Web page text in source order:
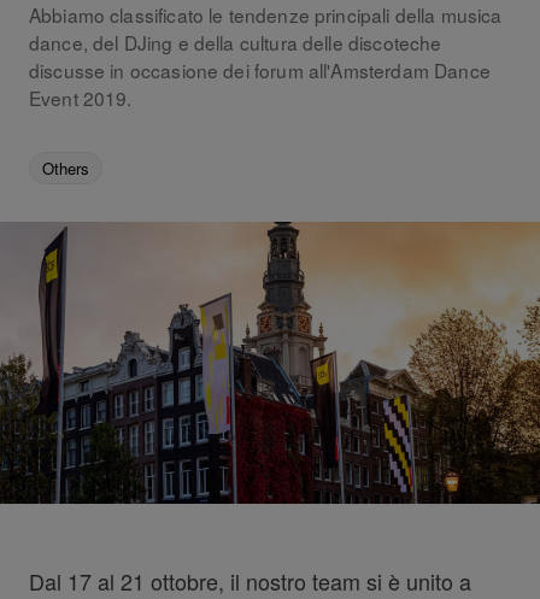
Abbiamo classificato le tendenze principali della musica
dance, del DJing e della cultura delle discoteche
discusse in occasione dei forum all'Amsterdam Dance
Event 2019.
Others
Dal 17 al 21 ottobre, il nostro team si è unito a